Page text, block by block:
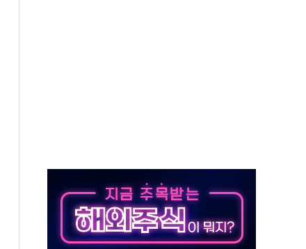
도권 집중 완화 전환점"
"전폭적 공급 확대·속도전 총력"
착공…여의도 1.6배 규모